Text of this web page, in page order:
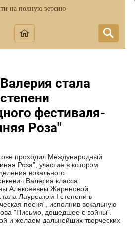
на полную версию
стала
фестиваля-
Роза"
проходил Международный
Роза", участие в котором
вокального
Валерия класса
Алексеевны Жареновой.
Лауреатом I степени в
песня", исполнив вокальную
"Письмо, дошедшее с войны".
и желаем дальнейших творческих